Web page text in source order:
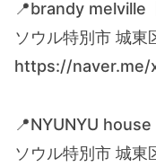
📍brandy melville
ソウル特別市 城
https://naver.me/
📍NYUNYU house
ソウル特別市 城